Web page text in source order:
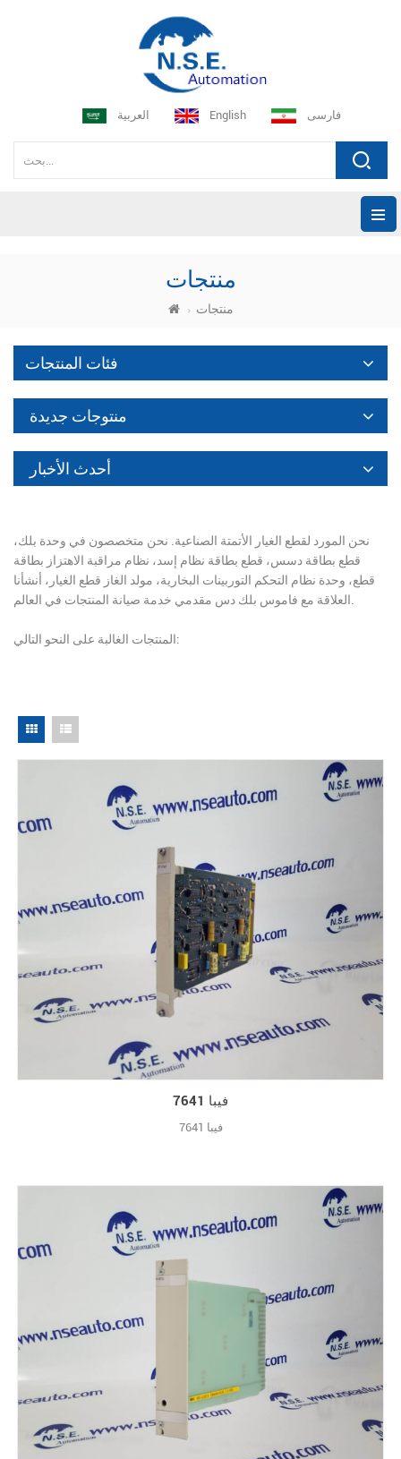
العربية English فارسی
منتجات
منتجات
فئات المنتجات
منتوجات جديدة
أحدث الأخبار
نحن المورد لقطع الغيار الأتمتة الصناعية. نحن متخصصون في وحدة بلك،
قطع بطاقة دسس، قطع بطاقة نظام إسد، نظام مراقبة الاهتزاز بطاقة
قطع، وحدة نظام التحكم التوربينات البخارية، مولد الغاز قطع الغيار، أنشأنا
المنتجات الغالبة على النحو التالي:
فيبا 7641
فيبا 7641